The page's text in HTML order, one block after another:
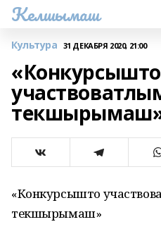
Келшымаш
Культура 31 ДЕКАБРЯ 2020, 21:00
«Конкурсышто
«Конкурсышто
текшырымаш»